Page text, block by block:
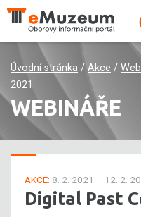
Úvodní stránka / Akce /
2021
WEBINÁŘE
AKCE: 8. 2. 2021 – 12. 2.
Digital Past